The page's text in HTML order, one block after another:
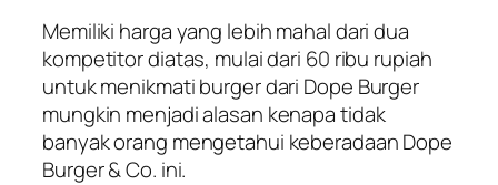
Memiliki harga yang lebih mahal dari dua
kompetitor diatas, mulai dari 60 ribu rupiah
untuk menikmati burger dari Dope Burger
mungkin menjadi alasan kenapa tidak
banyak orang mengetahui keberadaan Dope
Burger & Co. ini.